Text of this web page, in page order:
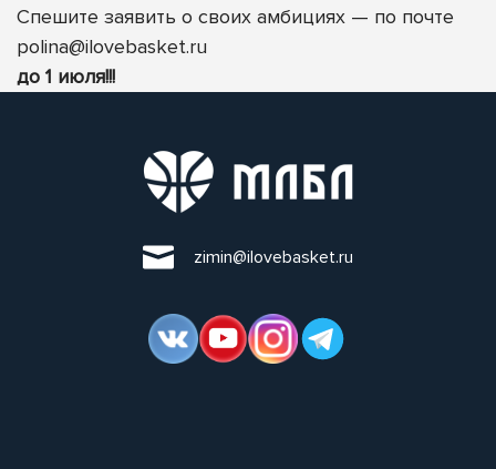
Спешите заявить о своих амбициях — по почте
polina@ilovebasket.ru
до 1 июля!!!
zimin@ilovebasket.ru